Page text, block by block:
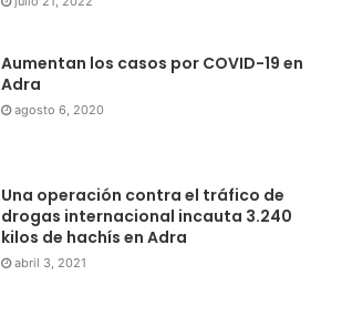
Aumentan los casos por COVID-19 en
Adra
agosto 6, 2020
Una operación contra el tráfico de
drogas internacional incauta 3.240
kilos de hachís en Adra
abril 3, 2021